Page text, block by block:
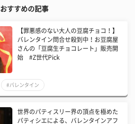
おすすめの記事
【罪悪感のない大人の豆腐チョコ！】
バレンタイン問合せ殺到中！お豆腐屋
さんの「豆腐生チョコレート」販売開
始 #Z世代Pick
#バレンタイン
世界のパティスリー界の頂点を極めた
パティシエによる、バレンタインアフ